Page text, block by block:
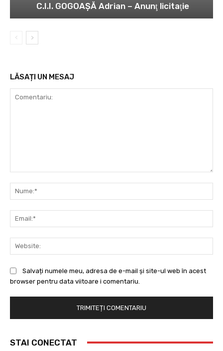
C.I.I. GOGOAŞĂ Adrian – Anunţ licitaţie
LĂSAȚI UN MESAJ
Salvați numele meu, adresa de e-mail și site-ul web în acest
browser pentru data viitoare i comentariu.
STAI CONECTAT